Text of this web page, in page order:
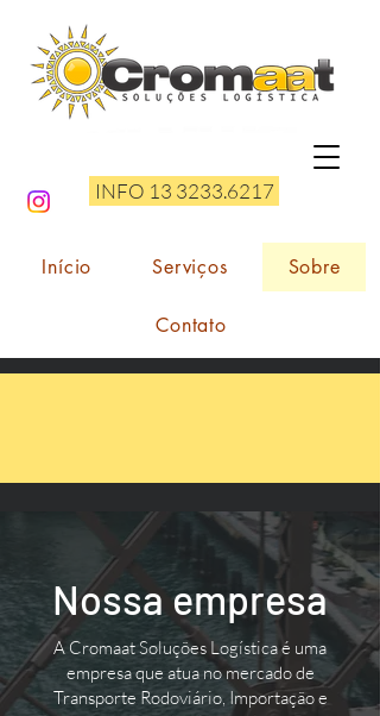
INFO 13 3233.6217
Início Serviços Sobre
Contato
Nossa empresa
A Cromaat Soluções Logística é uma
empresa que atua no mercado de
Transporte Rodoviário, Importação e